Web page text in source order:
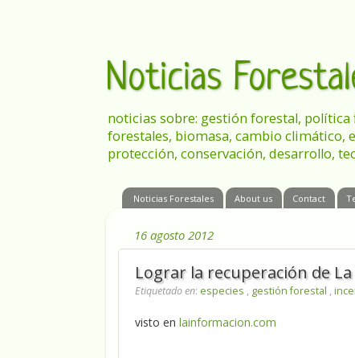
Noticias
noticias sobre: gestión forestal,
forestales, biomasa, cambio climático,
protección, conservación, desarrollo,
Noticias Forestales About us Contact
16 agosto 2012
Lograr la recuperación de
Etiquetado en: especies , gestión forestal ,
visto en lainformacion.com